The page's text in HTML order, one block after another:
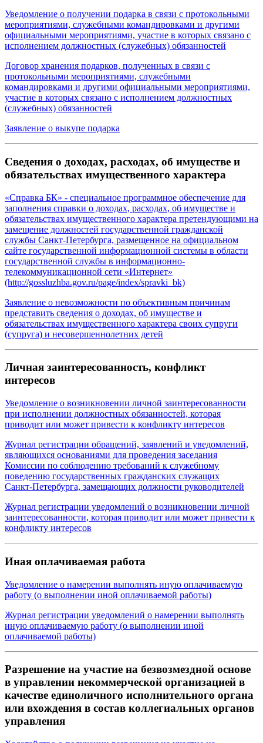
Уведомление о получении подарка в связи с протокольными
мероприятиями, служебными командировками и другими
официальными мероприятиями, участие в которых связано с
исполнением должностных (служебных) обязанностей
Договор хранения подарков, полученных в связи с
протокольными мероприятиями, служебными
командировками и другими официальными мероприятиями,
участие в которых связано с исполнением должностных
(служебных) обязанностей
Заявление о выкупе подарка
Сведения о доходах, расходах, об имуществе и
обязательствах имущественного характера
«Справка БК» - специальное программное обеспечение для
заполнения справки о доходах, расходах, об имуществе и
обязательствах имущественного характера претендующими на
замещение должностей государственной гражданской
службы Санкт‑Петербурга, размещенное на официальном
сайте государственной информационной системы в области
государственной службы в информационно-
телекоммуникационной сети «Интернет»
(http://gossluzhba.gov.ru/page/index/spravki_bk)
Заявление о невозможности по объективным причинам
представить сведения о доходах, об имуществе и
обязательствах имущественного характера своих супруги
(супруга) и несовершеннолетних детей
Личная заинтересованность, конфликт
интересов
Уведомление о возникновении личной заинтересованности
при исполнении должностных обязанностей, которая
приводит или может привести к конфликту интересов
Журнал регистрации обращений, заявлений и уведомлений,
являющихся основаниями для проведения заседания
Комиссии по соблюдению требований к служебному
поведению государственных гражданских служащих
Санкт‑Петербурга, замещающих должности руководителей
Журнал регистрации уведомлений о возникновении личной
заинтересованности, которая приводит или может привести к
конфликту интересов
Иная оплачиваемая работа
Уведомление о намерении выполнять иную оплачиваемую
работу (о выполнении иной оплачиваемой работы)
Журнал регистрации уведомлений о намерении выполнять
иную оплачиваемую работу (о выполнении иной
оплачиваемой работы)
Разрешение на участие на безвозмездной основе
в управлении некоммерческой организацией в
качестве единоличного исполнительного органа
или вхождения в состав коллегиальных органов
управления